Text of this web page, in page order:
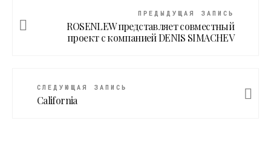
ПРЕДЫДУЩАЯ ЗАПИСЬ
ROSENLEW представляет совместный
проект с компанией DENIS SIMACHEV
СЛЕДУЮЩАЯ ЗАПИСЬ
California